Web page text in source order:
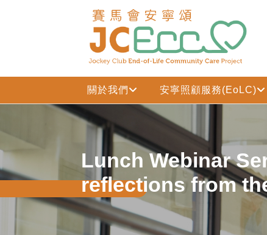
關於我們 安寧照顧服務(EoLC)
Lunch Webinar
reflections from